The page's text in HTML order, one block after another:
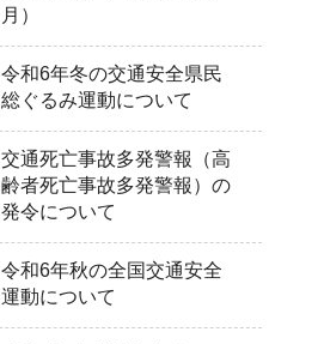
月）
令和6年冬の交通安全県民
総ぐるみ運動について
交通死亡事故多発警報（高
齢者死亡事故多発警報）の
発令について
令和6年秋の全国交通安全
運動について